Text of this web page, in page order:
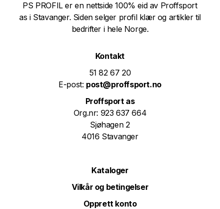
PS PROFIL er en nettside 100% eid av Proffsport
as i Stavanger. Siden selger profil klær og artikler til
bedrifter i hele Norge.
Kontakt
51 82 67 20
E-post: post@proffsport.no
Proffsport as
Org.nr: 923 637 664
Sjøhagen 2
4016 Stavanger
Kataloger
Vilkår og betingelser
Opprett konto